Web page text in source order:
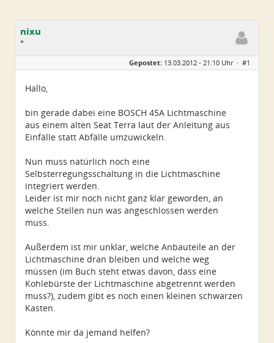
nixu
*
Geschlecht:
keine Angabe
Beiträge:
2
Gepostet: 13.03.2012 - 21:10 Uhr · #1
Hallo,
bin gerade dabei eine BOSCH 45A Lichtmaschine
aus einem alten Seat Terra laut der Anleitung aus
Einfälle statt Abfälle umzuwickeln.
Nun muss natürlich noch eine
Selbsterregungsschaltung in die Lichtmaschine
integriert werden.
Leider ist mir noch nicht ganz klar geworden, an
welche Stellen nun was angeschlossen werden
muss.
Außerdem ist mir unklar, welche Anbauteile an der
Lichtmaschine dran bleiben und welche weg
müssen (im Buch steht etwas davon, dass eine
Kohlebürste der Lichtmaschine abgetrennt werden
muss?), zudem gibt es noch einen kleinen schwarzen
Kasten.
Könnte mir da jemand helfen?